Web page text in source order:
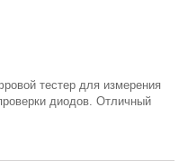
тестер для измерения
диодов. Отличный